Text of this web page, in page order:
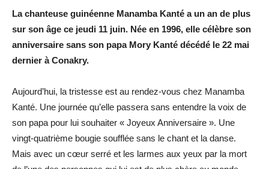
La chanteuse guinéenne Manamba Kanté a un an de plus
sur son âge ce jeudi 11 juin. Née en 1996, elle célèbre son
anniversaire sans son papa Mory Kanté décédé le 22 mai
dernier à Conakry.
Aujourd’hui, la tristesse est au rendez-vous chez Manamba
Kanté. Une journée qu’elle passera sans entendre la voix de
son papa pour lui souhaiter « Joyeux Anniversaire ». Une
vingt-quatrième bougie soufflée sans le chant et la danse.
Mais avec un cœur serré et les larmes aux yeux par la mort